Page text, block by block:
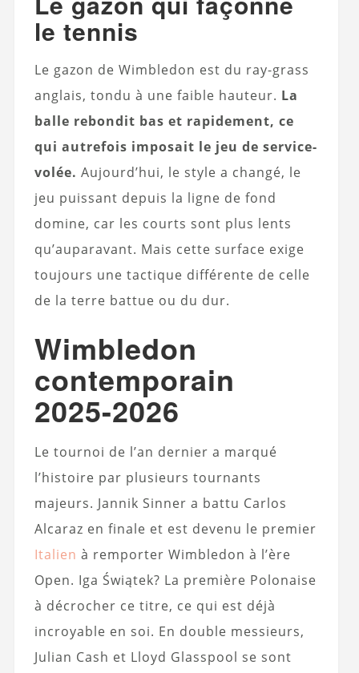
le tennis
Le gazon de Wimbledon est du ray-grass
anglais, tondu à une faible hauteur. La
balle rebondit bas et rapidement, ce
qui autrefois imposait le jeu de service-
volée. Aujourd’hui, le style a changé, le
jeu puissant depuis la ligne de fond
domine, car les courts sont plus lents
qu’auparavant. Mais cette surface exige
toujours une tactique différente de celle
de la terre battue ou du dur.
Wimbledon
contemporain
2025-2026
Le tournoi de l’an dernier a marqué
l’histoire par plusieurs tournants
majeurs. Jannik Sinner a battu Carlos
Alcaraz en finale et est devenu le premier
Italien à remporter Wimbledon à l’ère
Open. Iga Świątek? La première Polonaise
à décrocher ce titre, ce qui est déjà
incroyable en soi. En double messieurs,
Julian Cash et Lloyd Glasspool se sont